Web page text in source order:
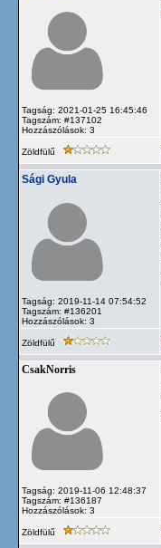
Tagság: 2021-01-25 16:45:46
Tagszám: #137102
Hozzászólások: 3
Zöldfülű
Sági Gyula
Tagság: 2019-11-14 07:54:52
Tagszám: #136201
Hozzászólások: 3
Zöldfülű
CsakNorris
Tagság: 2019-11-06 12:48:37
Tagszám: #136187
Hozzászólások: 3
Zöldfülű